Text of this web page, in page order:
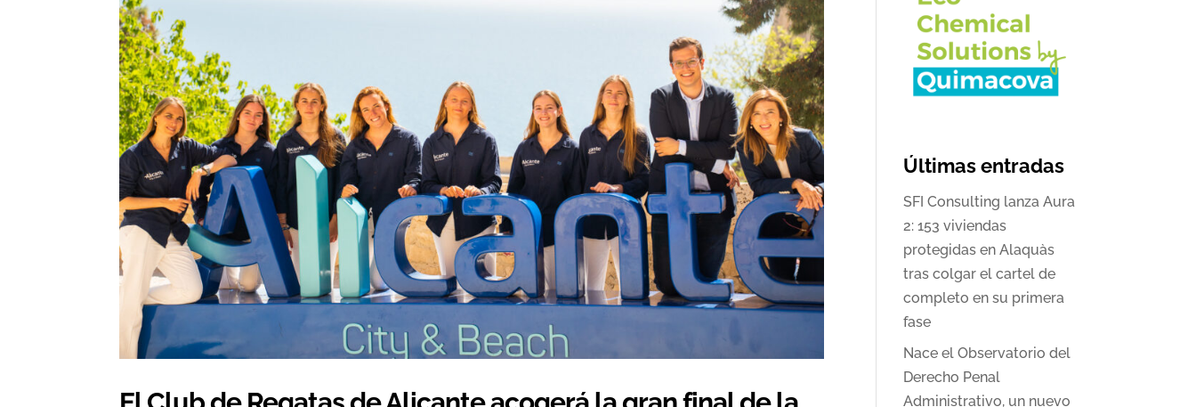
Últimas entradas
SFI Consulting lanza Aura
2: 153 viviendas
protegidas en Alaquàs
tras colgar el cartel de
completo en su primera
fase
Nace el Observatorio del
Derecho Penal
Administrativo, un nuevo